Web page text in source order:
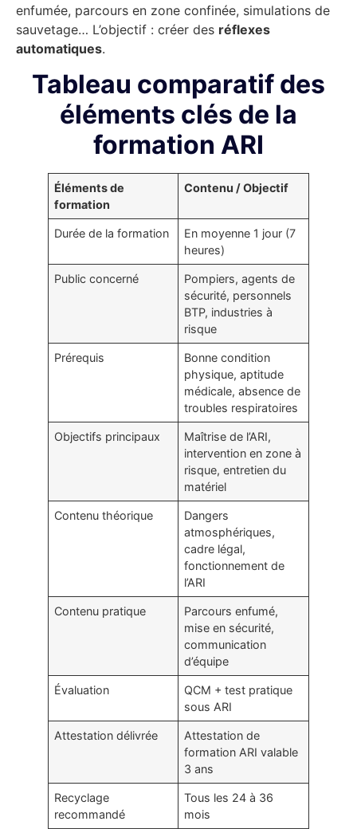
enfumée, parcours en zone confinée, simulations de
sauvetage… L’objectif : créer des réflexes
automatiques.
Tableau comparatif des
éléments clés de la
formation ARI
Éléments de
formation
Contenu / Objectif
Durée de la formation
En moyenne 1 jour (7
heures)
Public concerné
Pompiers, agents de
sécurité, personnels
BTP, industries à
risque
Prérequis
Bonne condition
physique, aptitude
médicale, absence de
troubles respiratoires
Objectifs principaux
Maîtrise de l’ARI,
intervention en zone à
risque, entretien du
matériel
Contenu théorique
Dangers
atmosphériques,
cadre légal,
fonctionnement de
l’ARI
Contenu pratique
Parcours enfumé,
mise en sécurité,
communication
d’équipe
Évaluation
QCM + test pratique
sous ARI
Attestation délivrée
Attestation de
formation ARI valable
3 ans
Recyclage
recommandé
Tous les 24 à 36
mois